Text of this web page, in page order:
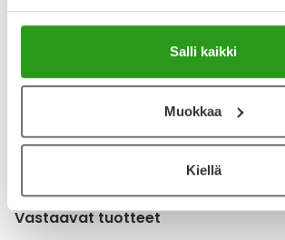
Salli kaikki
Muokkaa
Kiellä
Tämä tuote ei ole Kela-korvattava.
toimitusmaksu 2,46 € lisätään tuotteen
Vastaavat tuotteet